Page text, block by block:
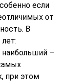
если
от
В
–
при этом